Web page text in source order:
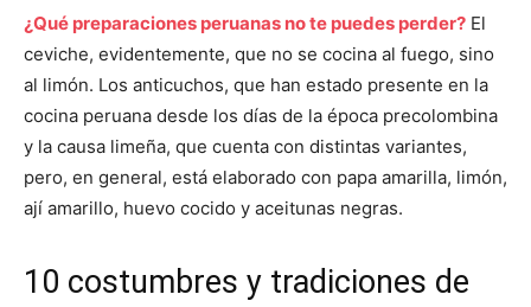
¿Qué preparaciones peruanas no te puedes perder? El
ceviche, evidentemente, que no se cocina al fuego, sino
al limón. Los anticuchos, que han estado presente en la
cocina peruana desde los días de la época precolombina
y la causa limeña, que cuenta con distintas variantes,
pero, en general, está elaborado con papa amarilla, limón,
ají amarillo, huevo cocido y aceitunas negras.
10 costumbres y tradiciones de